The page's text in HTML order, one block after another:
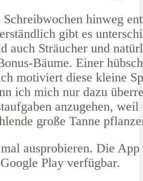
hinweg
gibt es
auch Sträucher und
Bäume. Einer
motiviert diese kleine
ich mich nur dazu
anzugehen, weil
große Tanne
ausprobieren. Die
Play verfügbar.